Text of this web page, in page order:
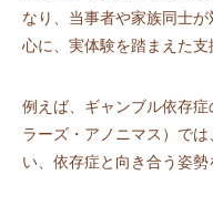
なり、当事者や家族同士
心に、実体験を踏まえた支
例えば、ギャンブル依存
ラーズ・アノニマス）で
い、依存症と向き合う姿勢